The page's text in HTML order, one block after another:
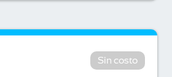
Sin costo